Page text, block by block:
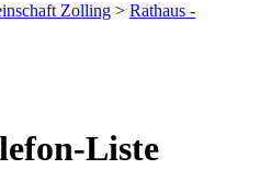
Zolling > Rathaus -
Liste